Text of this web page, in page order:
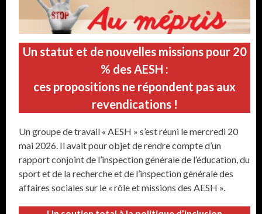
Un statut et de nouvelles missions pour 20
% des AESH :
ces propositions ne répondent pas aux
revendications !
Un groupe de travail « AESH » s’est réuni le mercredi 20
mai 2026. Il avait pour objet de rendre compte d’un
rapport conjoint de l’inspection générale de l’éducation, du
sport et de la recherche et de l’inspection générale des
affaires sociales sur le « rôle et missions des AESH ».